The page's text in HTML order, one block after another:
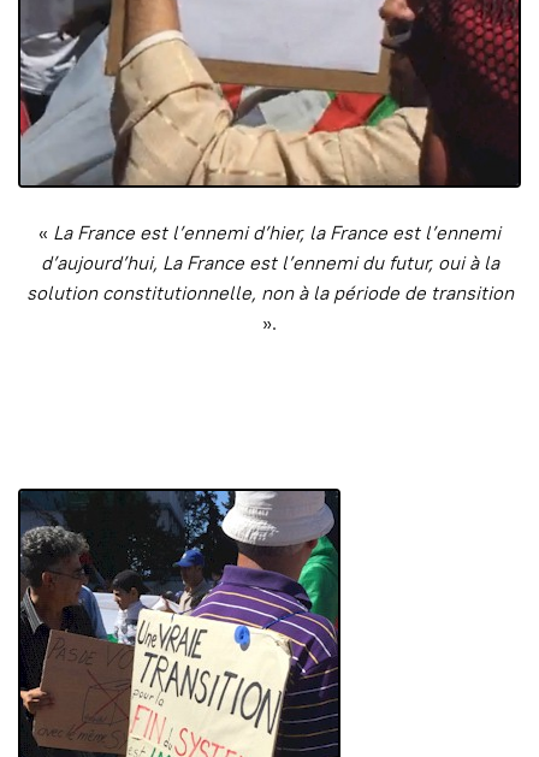
« La France est l’ennemi d’hier, la France est l’ennemi
d’aujourd’hui, La France est l’ennemi du futur, oui à la
solution constitutionnelle, non à la période de transition
».